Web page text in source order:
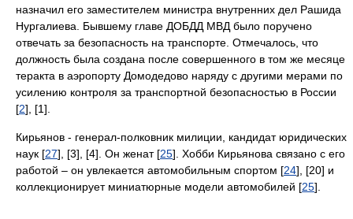
назначил его заместителем министра внутренних дел Рашида
Нургалиева. Бывшему главе ДОБДД МВД было поручено
отвечать за безопасность на транспорте. Отмечалось, что
должность была создана после совершенного в том же месяце
теракта в аэропорту Домодедово наряду с другими мерами по
усилению контроля за транспортной безопасностью в России
[2], [1].
Кирьянов - генерал-полковник милиции, кандидат юридических
наук [27], [3], [4]. Он женат [25]. Хобби Кирьянова связано с его
работой – он увлекается автомобильным спортом [24], [20] и
коллекционирует миниатюрные модели автомобилей [25].